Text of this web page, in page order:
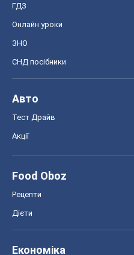
ГДЗ
Онлайн уроки
ЗНО
СНД посібники
Авто
Тест Драйв
Акції
Food Oboz
Рецепти
Дієти
Економіка